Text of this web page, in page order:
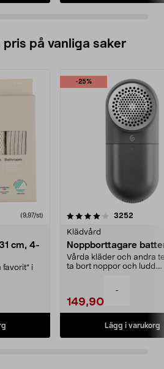
-
pris på vanliga saker
(9,97/st)
cm, 4-
i
-25%
3252
Klädvård
Noppborttagare
Vårda kläder och andra
ta bort noppor och ludd.
149,90
Lägg i varukorg
4.5av 5 stjärnor